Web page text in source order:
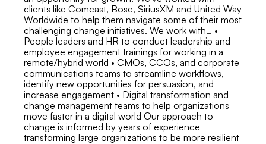
clients like Comcast, Bose, SiriusXM and United Way
Worldwide to help them navigate some of their most
challenging change initiatives. We work with… •
People leaders and HR to conduct leadership and
employee engagement trainings for working in a
remote/hybrid world • CMOs, CCOs, and corporate
communications teams to streamline workflows,
identify new opportunities for persuasion, and
increase engagement • Digital transformation and
change management teams to help organizations
move faster in a digital world Our approach to
change is informed by years of experience
transforming large organizations to be more resilient